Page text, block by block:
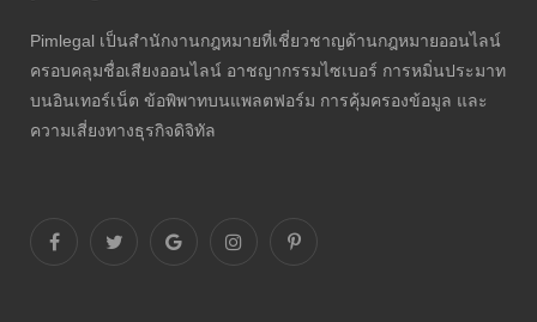
Pimlegal เป็นสำนักงานกฎหมายที่เชี่ยวชาญด้านกฎหมายออนไลน์
ครอบคลุมชื่อเสียงออนไลน์ อาชญากรรมไซเบอร์ การหมิ่นประมาท
บนอินเทอร์เน็ต ข้อพิพาทบนแพลตฟอร์ม การคุ้มครองข้อมูล และ
ความเสี่ยงทางธุรกิจดิจิทัล